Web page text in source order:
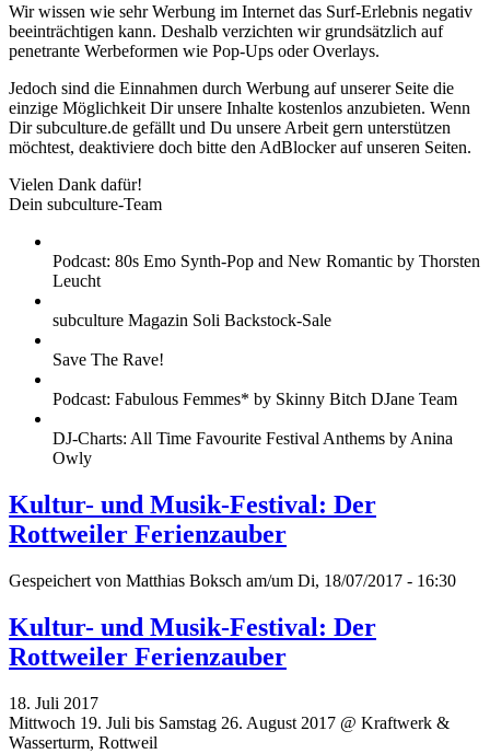
Wir wissen wie sehr Werbung im Internet das Surf-Erlebnis negativ
beeinträchtigen kann. Deshalb verzichten wir grundsätzlich auf
penetrante Werbeformen wie Pop-Ups oder Overlays.
Jedoch sind die Einnahmen durch Werbung auf unserer Seite die
einzige Möglichkeit Dir unsere Inhalte kostenlos anzubieten. Wenn
Dir subculture.de gefällt und Du unsere Arbeit gern unterstützen
möchtest, deaktiviere doch bitte den AdBlocker auf unseren Seiten.
Vielen Dank dafür!
Dein subculture-Team
Podcast: 80s Emo Synth-Pop and New Romantic by Thorsten
Leucht
subculture Magazin Soli Backstock-Sale
Save The Rave!
Podcast: Fabulous Femmes* by Skinny Bitch DJane Team
DJ-Charts: All Time Favourite Festival Anthems by Anina
Owly
Kultur- und Musik-Festival: Der
Rottweiler Ferienzauber
Gespeichert von Matthias Boksch am/um Di, 18/07/2017 - 16:30
Kultur- und Musik-Festival: Der
Rottweiler Ferienzauber
18. Juli 2017
Mittwoch 19. Juli bis Samstag 26. August 2017 @ Kraftwerk &
Wasserturm, Rottweil